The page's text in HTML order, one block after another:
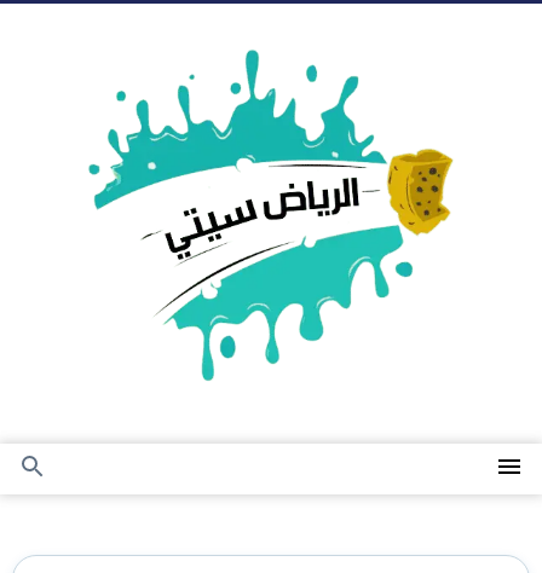
القائمة
بحث